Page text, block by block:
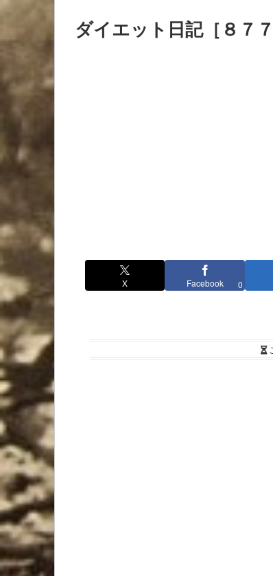
ダイエット日記［８７７
X Facebook 0